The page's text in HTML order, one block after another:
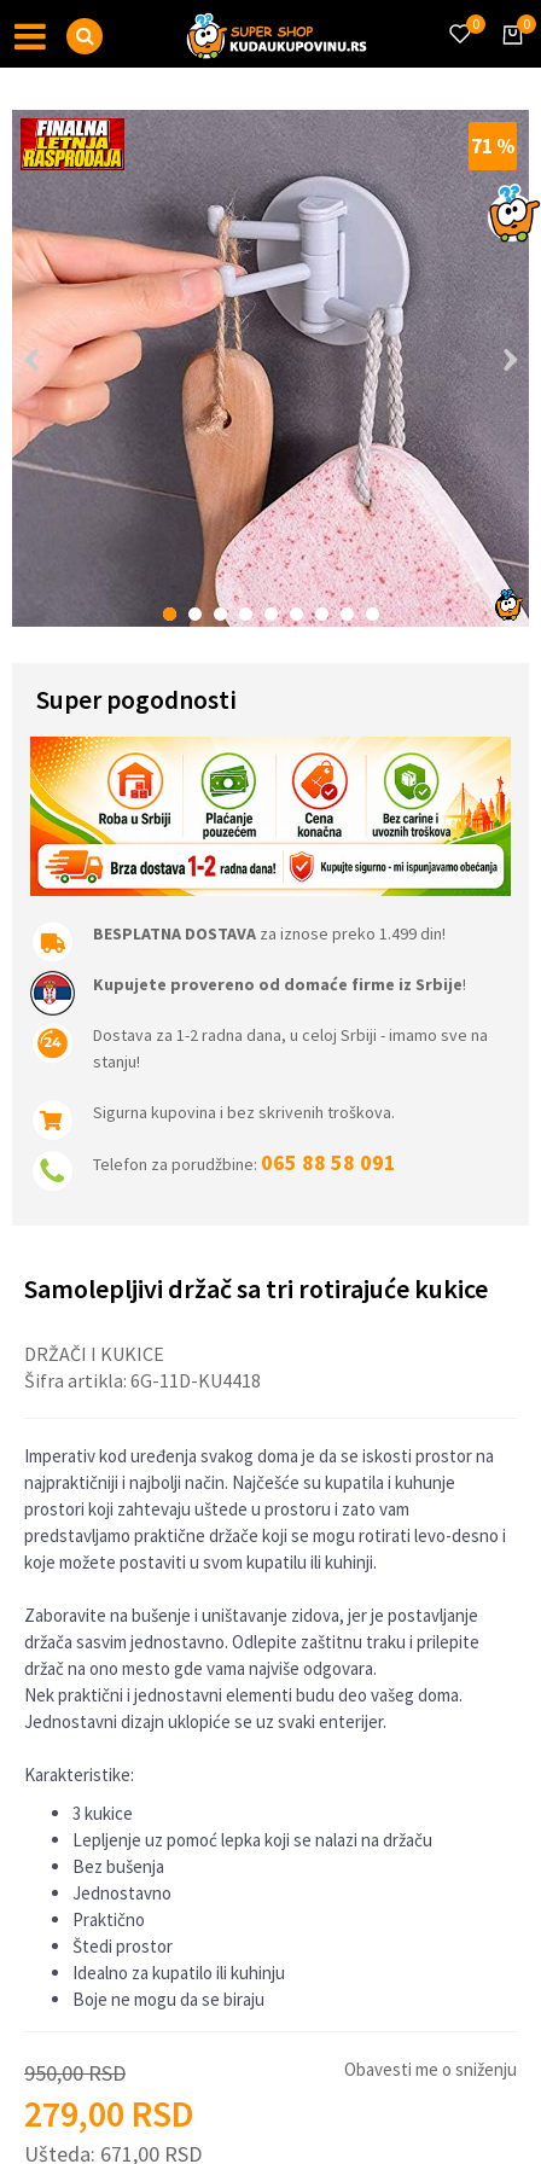
0
0
1 2 3 4 5 6 7 8 9
71 %
Super pogodnosti
BESPLATNA DOSTAVA za iznose preko 1.499 din!
Kupujete provereno od domaće firme iz Srbije!
Dostava za 1-2 radna dana, u celoj Srbiji - imamo sve na
stanju!
Sigurna kupovina i bez skrivenih troškova.
Telefon za porudžbine: 065 88 58 091
Samolepljivi držač sa tri rotirajuće kukice
DRŽAČI I KUKICE
Šifra artikla: 6G-11D-KU4418
Imperativ kod uređenja svakog doma je da se iskosti prostor na
najpraktičniji i najbolji način. Najčešće su kupatila i kuhunje
prostori koji zahtevaju uštede u prostoru i zato vam
predstavljamo praktične držače koji se mogu rotirati levo-desno i
koje možete postaviti u svom kupatilu ili kuhinji.
Zaboravite na bušenje i uništavanje zidova, jer je postavljanje
držača sasvim jednostavno. Odlepite zaštitnu traku i prilepite
držač na ono mesto gde vama najviše odgovara.
Nek praktični i jednostavni elementi budu deo vašeg doma.
Jednostavni dizajn uklopiće se uz svaki enterijer.
Karakteristike:
3 kukice
Lepljenje uz pomoć lepka koji se nalazi na držaču
Bez bušenja
Jednostavno
Praktično
Štedi prostor
Idealno za kupatilo ili kuhinju
Boje ne mogu da se biraju
950,00RSD
279,00 RSD
Ušteda: 671,00 RSD
Obavesti me o sniženju